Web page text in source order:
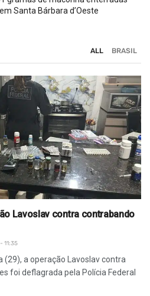
Santa Bárbara d’Oeste
ALL BRASIL
Lavoslav contra contrabando
11:35
a operação Lavoslav contra
foi deflagrada pela Polícia Federal